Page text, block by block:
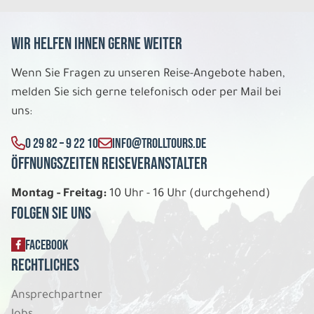
8 Tage
Fr. 04.12. - Fr. 11.12.2026
Belegung: 2
P.P. AB
REISE VERBINDLICH ANFRAGEN
8 Tage
Fr. 04.12. - Fr. 11.12.2026
Wir helfen Ihnen gerne weiter
Wenn Sie Fragen zu unseren Reise-Angebote haben,
melden Sie sich gerne telefonisch oder per Mail bei
uns:
0 29 82 – 9 22 10 INFO@TROLLTOURS.DE
Öffnungszeiten Reiseveranstalter
Montag - Freitag: 10 Uhr - 16 Uhr (durchgehend)
Folgen Sie uns
FACEBOOK
Rechtliches
Ansprechpartner